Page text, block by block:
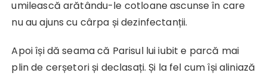
umilească arătându-le cotloane ascunse în care
nu au ajuns cu cârpa și dezinfectanții.
Apoi își dă seama că Parisul lui iubit e parcă mai
plin de cerșetori și declasați. Și la fel cum își aliniază